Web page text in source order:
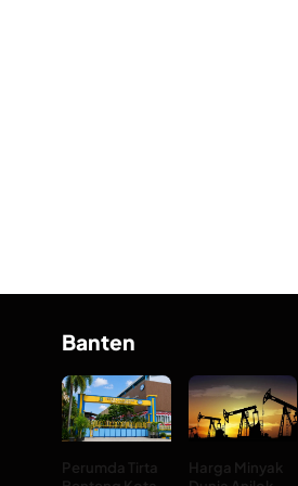
Banten
Perumda Tirta
Harga Minyak